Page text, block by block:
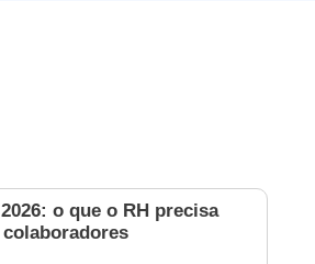
o que o RH precisa